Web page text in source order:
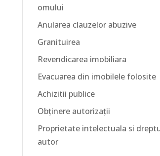
omului
Anularea clauzelor abuzive
Granituirea
Revendicarea imobiliara
Evacuarea din imobilele folosite
Achizitii publice
Obținere autorizații
Proprietate intelectuala si
autor